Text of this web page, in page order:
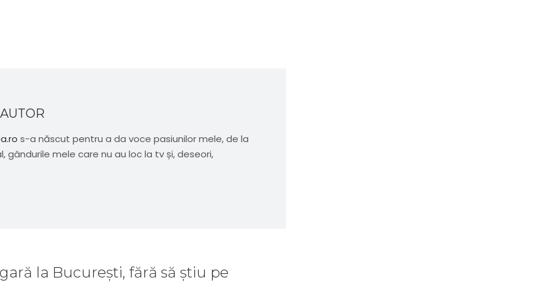
s-a născut pentru a da voce pasiunilor mele, de la
gândurile mele care nu au loc la tv și, deseori,
la București, fără să știu pe